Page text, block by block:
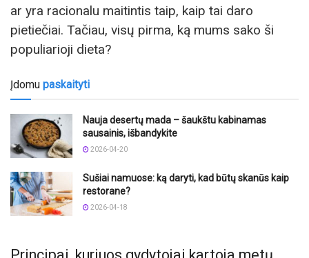
ar yra racionalu maitintis taip, kaip tai daro
pietiečiai. Tačiau, visų pirma, ką mums sako ši
populiarioji dieta?
Įdomu paskaityti
Nauja desertų mada – šaukštu kabinamas
sausainis, išbandykite
2026-04-20
Sušiai namuose: ką daryti, kad būtų skanūs kaip
restorane?
2026-04-18